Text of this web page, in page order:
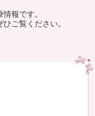
報です。
ご覧ください。